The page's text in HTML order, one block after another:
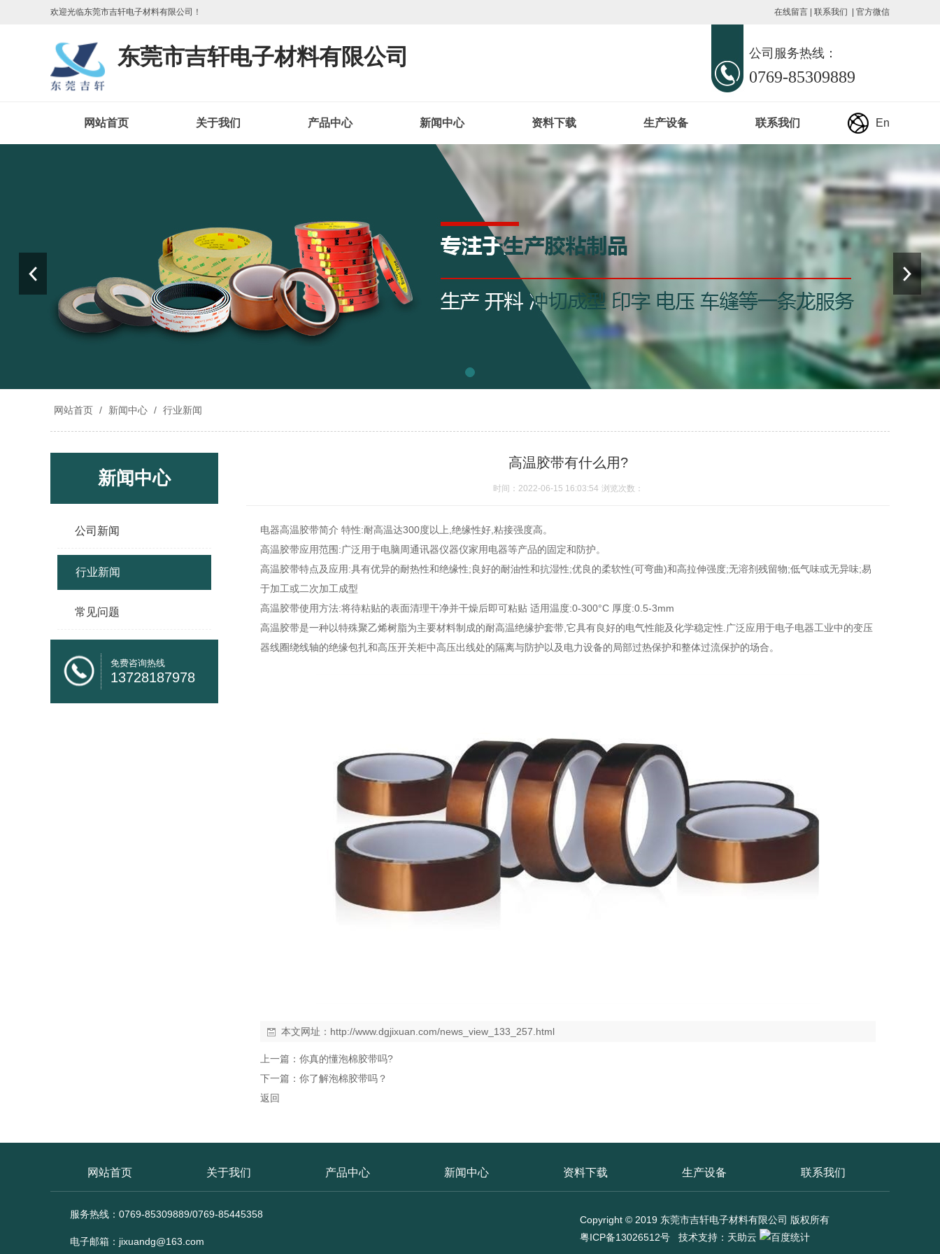
欢迎光临东莞市吉轩电子材料有限公司！ 在线留言 联系我们 官方微信
东莞市吉轩电子材料有限公司 公司服务热线：
0769-85309889
网站首页 关于我们 产品中心 新闻中心 资料下载 生产设备 联系我们 En
网站首页 / 新闻中心 / 行业新闻
新闻中心
公司新闻
行业新闻
常见问题
免费咨询热线
13728187978
高温胶带有什么用?
时间：2022-06-15 16:03:54 浏览次数：
电器高温胶带简介 特性:耐高温达300度以上,绝缘性好,粘接强度高。
高温胶带应用范围:广泛用于电脑周通讯器仪器仪家用电器等产品的固定和防护。
高温胶带特点及应用:具有优异的耐热性和绝缘性;良好的耐油性和抗湿性;优良的柔软性(可弯曲)和高拉伸强度;无溶剂残留物;低气味或无异味;易
于加工或二次加工成型
高温胶带使用方法:将待粘贴的表面清理干净并干燥后即可粘贴 适用温度:0-300°C 厚度:0.5-3mm
高温胶带是一种以特殊聚乙烯树脂为主要材料制成的耐高温绝缘护套带,它具有良好的电气性能及化学稳定性.广泛应用于电子电器工业中的变压
器线圈绕线轴的绝缘包扎和高压开关柜中高压出线处的隔离与防护以及电力设备的局部过热保护和整体过流保护的场合。
本文网址： http://www.dgjixuan.com/news_view_133_257.html
上一篇： 你真的懂泡棉胶带吗?
下一篇： 你了解泡棉胶带吗？
返回
网站首页 关于我们 产品中心 新闻中心 资料下载 生产设备 联系我们
服务热线：0769-85309889/0769-85445358
电子邮箱：jixuandg@163.com
Copyright © 2019 东莞市吉轩电子材料有限公司 版权所有
粤ICP备13026512号 技术支持： 天助云